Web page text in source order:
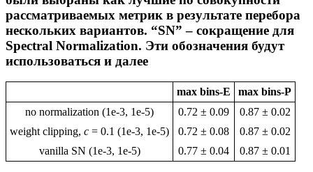
рассматриваемых метрик в результате перебора
нескольких вариантов. “SN” – сокращение для
Spectral Normalization. Эти обозначения будут
использоваться и далее
max bins-E
max bins-P
no normalization (1e-3, 1e-5)
0.72 ± 0.09
0.87 ± 0.02
weight clipping, c = 0.1 (1e-3, 1e-5) 0.72 ± 0.08
0.87 ± 0.02
vanilla SN (1e-3, 1e-5)
0.77 ± 0.04 0.87 ± 0.01